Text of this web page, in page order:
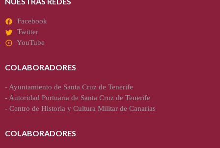
Facebook
Twitter
YouTube
COLABORADORES
- Ayuntamiento de Santa Cruz de Tenerife
- Autoridad Portuaria de Santa Cruz de Tenerife
- Centro de Historia y Cultura Militar de Canarias
COLABORADORES